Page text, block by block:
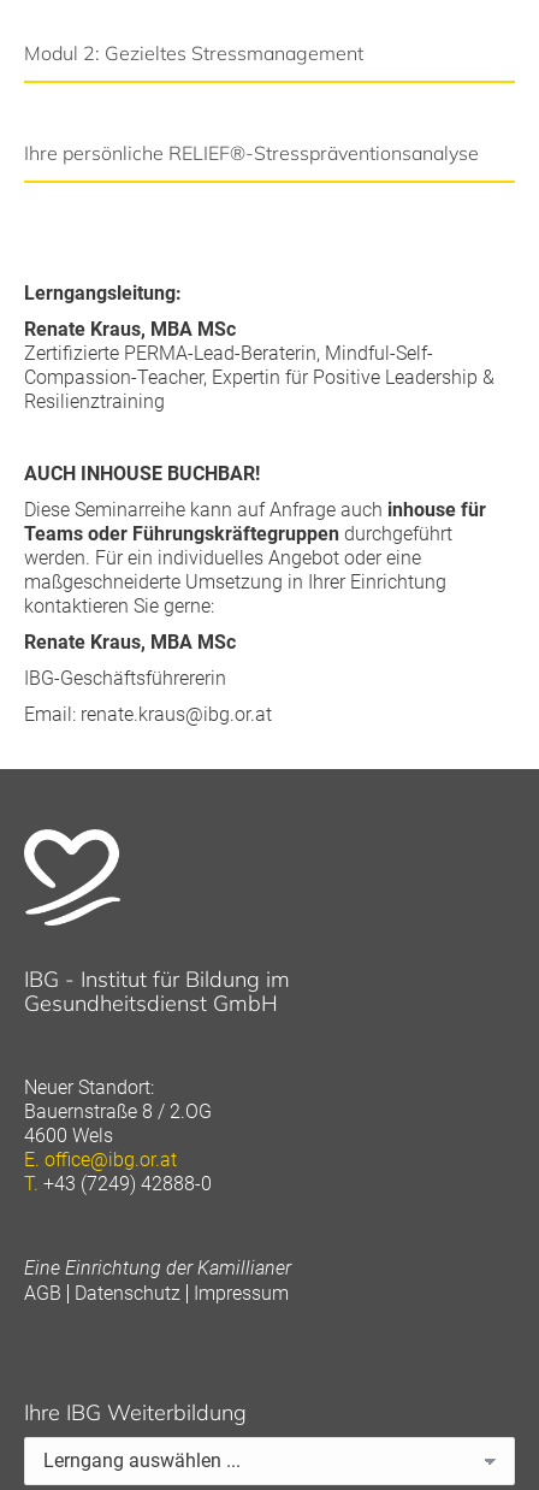
Modul 2: Gezieltes Stressmanagement
Ihre persönliche RELIEF®-Stresspräventionsanalyse
Lerngangsleitung:
Renate Kraus, MBA MSc
Zertifizierte PERMA-Lead-Beraterin, Mindful-Self-
Compassion-Teacher, Expertin für Positive Leadership &
Resilienztraining
AUCH INHOUSE BUCHBAR!
Diese Seminarreihe kann auf Anfrage auch inhouse für
Teams oder Führungskräftegruppen durchgeführt
werden. Für ein individuelles Angebot oder eine
maßgeschneiderte Umsetzung in Ihrer Einrichtung
kontaktieren Sie gerne:
Renate Kraus, MBA MSc
IBG-Geschäftsführererin
Email: renate.kraus@ibg.or.at
IBG - Institut für Bildung im
Gesundheitsdienst GmbH
Neuer Standort:
Bauernstraße 8 / 2.OG
4600 Wels
E. office@ibg.or.at
T. +43 (7249) 42888-0
Eine Einrichtung der Kamillianer
AGB
Datenschutz Impressum
Ihre IBG Weiterbildung